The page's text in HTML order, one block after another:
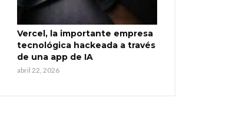
Vercel, la importante empresa
tecnológica hackeada a través
de una app de IA
abril 22, 2026